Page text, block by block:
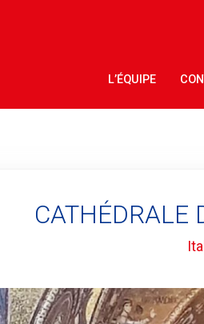
L’ÉQUIPE
CATHÉDRALE